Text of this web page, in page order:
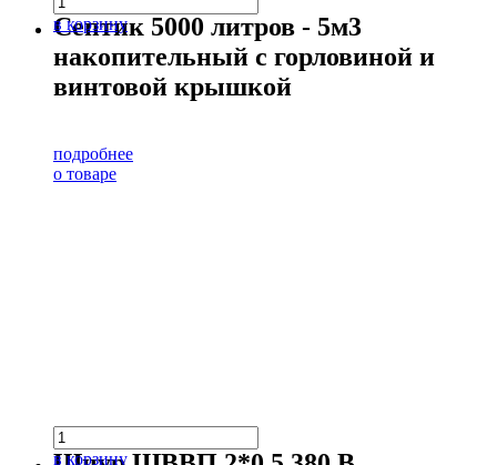
в корзину
Септик 5000 литров - 5м3
накопительный с горловиной и
винтовой крышкой
подробнее
о товаре
в корзину